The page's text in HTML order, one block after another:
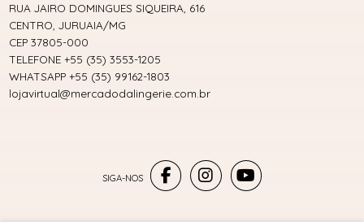
RUA JAIRO DOMINGUES SIQUEIRA, 616
CENTRO, JURUAIA/MG
CEP 37805-000
TELEFONE +55 (35) 3553-1205
WHATSAPP +55 (35) 99162-1803
lojavirtual@mercadodalingerie.com.br